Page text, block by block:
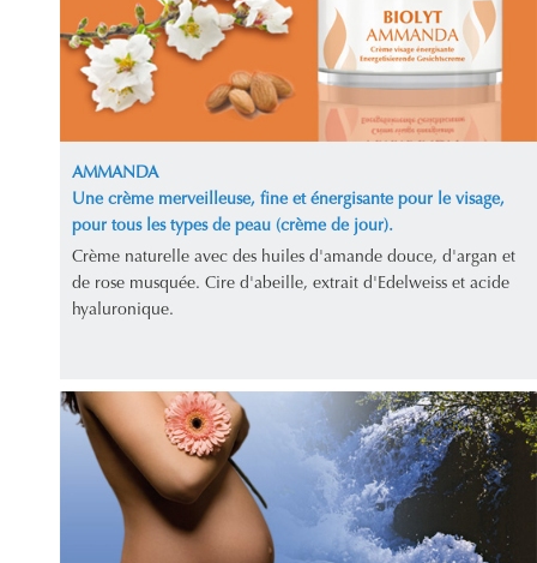
AMMANDA
Une crème merveilleuse, fine et énergisante pour le visage,
pour tous les types de peau (crème de jour).
Crème naturelle avec des huiles d'amande douce, d'argan et
de rose musquée. Cire d'abeille, extrait d'Edelweiss et acide
hyaluronique.